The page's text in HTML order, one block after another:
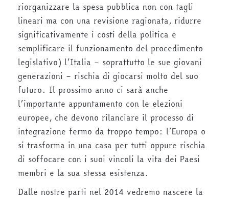
riorganizzare la spesa pubblica non con tagli
lineari ma con una revisione ragionata, ridurre
significativamente i costi della politica e
semplificare il funzionamento del procedimento
legislativo) l’Italia – soprattutto le sue giovani
generazioni – rischia di giocarsi molto del suo
futuro. Il prossimo anno ci sarà anche
l’importante appuntamento con le elezioni
europee, che devono rilanciare il processo di
integrazione fermo da troppo tempo: l’Europa o
si trasforma in una casa per tutti oppure rischia
di soffocare con i suoi vincoli la vita dei Paesi
membri e la sua stessa esistenza.
Dalle nostre parti nel 2014 vedremo nascere la